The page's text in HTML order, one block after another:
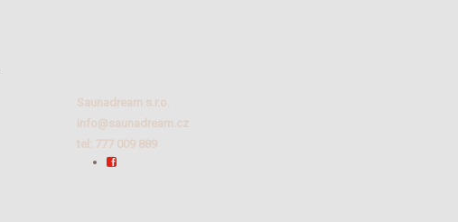
Saunadream s.r.o.
info@saunadream.cz
tel: 777 009 889